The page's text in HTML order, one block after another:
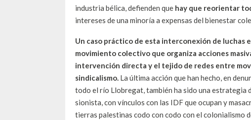
industria bélica, defienden que hay que reorientar
intereses de una minoría a expensas del bienestar
Un caso práctico de esta interconexión de luchas
movimiento colectivo que organiza acciones
intervención directa y el tejido de redes entre
sindicalismo. La última acción que han hecho, en
todo el río Llobregat, también ha sido una estrategia
sionista, con vínculos con las IDF que ocupan y
tierras palestinas codo con codo con el colonialismo